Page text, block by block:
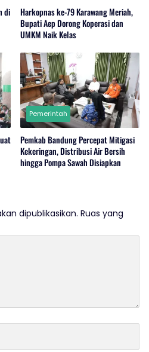
di
Harkopnas ke-79 Karawang Meriah,
Bupati Aep Dorong Koperasi dan
UMKM Naik Kelas
Pemerintah
Pemkab Bandung Percepat Mitigasi
Kekeringan, Distribusi Air Bersih
hingga Pompa Sawah Disiapkan
dipublikasikan. Ruas yang